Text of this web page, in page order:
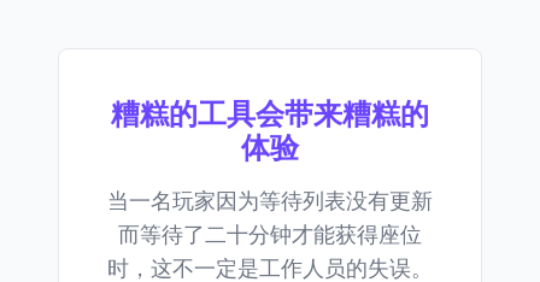
糟糕的工具会带来糟糕的
体验
当一名玩家因为等待列表没有更新
而等待了二十分钟才能获得座位
时，这不一定是工作人员的失误。